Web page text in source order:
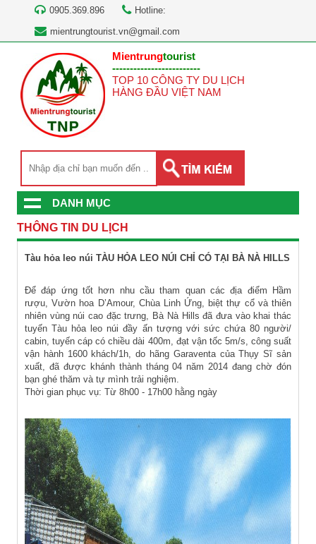
0905.369.896
Hotline:
mientrungtourist.vn@gmail.com
Mientrungtourist
-------------------------
TOP 10 CÔNG TY DU LỊCH
HÀNG ĐẦU VIỆT NAM
DANH MỤC
THÔNG TIN DU LỊCH
Tàu hỏa leo núi TÀU HỎA LEO NÚI CHỈ CÓ TẠI BÀ NÀ HILLS
Để đáp ứng tốt hơn nhu cầu tham quan các địa điểm Hầm
rượu, Vườn hoa D’Amour, Chùa Linh Ứng, biệt thự cổ và thiên
nhiên vùng núi cao đặc trưng, Bà Nà Hills đã đưa vào khai thác
tuyến Tàu hỏa leo núi đầy ấn tượng với sức chứa 80 người/
cabin, tuyến cáp có chiều dài 400m, đạt vận tốc 5m/s, công suất
vận hành 1600 khách/1h, do hãng Garaventa của Thụy Sĩ sản
xuất, đã được khánh thành tháng 04 năm 2014 đang chờ đón
bạn ghé thăm và tự mình trải nghiệm.
Thời gian phục vụ: Từ 8h00 - 17h00 hằng ngày